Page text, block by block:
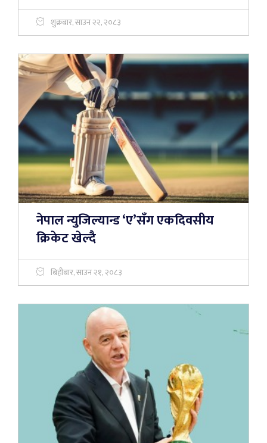
शुक्रबार, साउन २२, २०८३
नेपाल न्युजिल्यान्ड ‘ए’सँग एकदिवसीय
क्रिकेट खेल्दै
बिहीबार, साउन २१, २०८३